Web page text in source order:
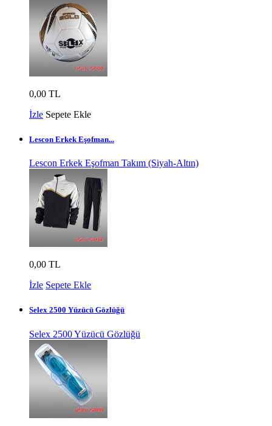
0,00 TL
İzle Sepete Ekle
Lescon Erkek Eşofman...
Lescon Erkek Eşofman Takım (Siyah-Altın)
0,00 TL
İzle Sepete Ekle
Selex 2500 Yüzücü Gözlüğü
Selex 2500 Yüzücü Gözlüğü